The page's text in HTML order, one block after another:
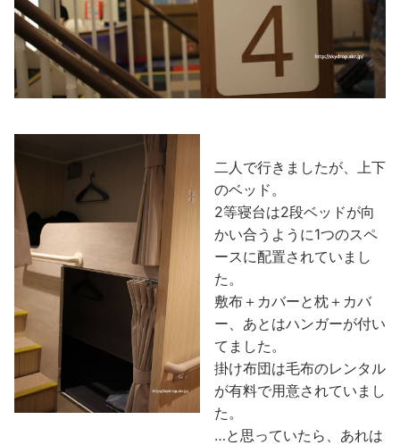
二人で行きましたが、上下
のベッド。
2等寝台は2段ベッドが向
かい合うように1つのスペ
ースに配置されていまし
た。
敷布＋カバーと枕＋カバ
ー、あとはハンガーが付い
てました。
掛け布団は毛布のレンタル
が有料で用意されていまし
た。
…と思っていたら、あれは